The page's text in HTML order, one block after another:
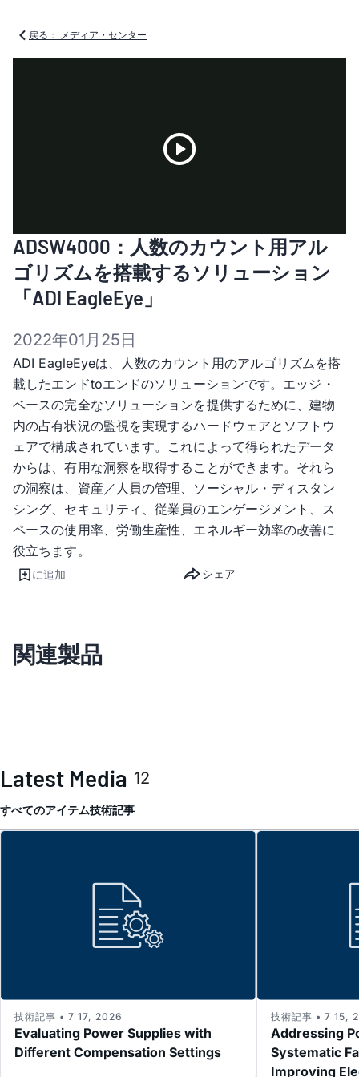
戻る： メディア・センター
Video
ADSW4000：人数のカウント用アル
ゴリズムを搭載するソリューション
「ADI EagleEye」
2022年01月25日
ADI EagleEyeは、人数のカウント用のアルゴリズムを搭
載したエンドtoエンドのソリューションです。エッジ・
ベースの完全なソリューションを提供するために、建物
内の占有状況の監視を実現するハードウェアとソフトウ
ェアで構成されています。これによって得られたデータ
からは、有用な洞察を取得することができます。それら
の洞察は、資産／人員の管理、ソーシャル・ディスタン
シング、セキュリティ、従業員のエンゲージメント、ス
ペースの使用率、労働生産性、エネルギー効率の改善に
役立ちます。
に追加 シェア
関連製品
Latest Media 12
すべてのアイテム技術記事
Evaluating Power Supplies with
Different Compensation Settings
技術記事 • 7 17, 2026
Addressing
Systematic
Improving
技術記事 • 7 15,